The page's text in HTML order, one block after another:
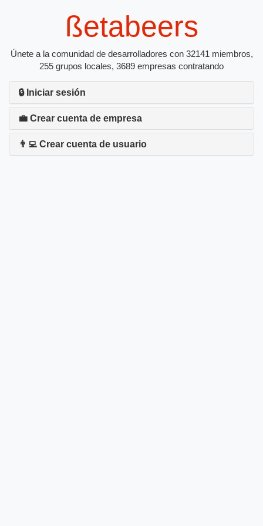
ßetabeers
Únete a la comunidad de desarrolladores con 32141 miembros,
255 grupos locales, 3689 empresas contratando
🔒 Iniciar sesión
💼 Crear cuenta de empresa
👨‍💻 Crear cuenta de usuario